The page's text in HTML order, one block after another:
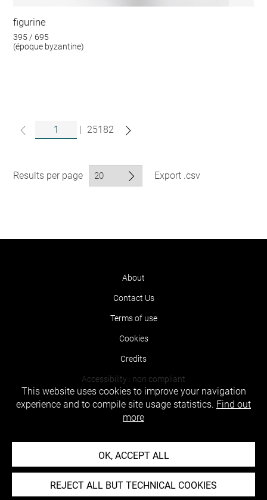
figurine
395 / 695
(époque byzantine)
| 25182
Results per page Export .csv
About
Contact Us
Terms of use
Cookies
Credits
Accessibility : non compliant
This website uses cookies to improve your navigation
experience and to compile site usage statistics. Find out
more
OK, ACCEPT ALL
REJECT ALL BUT TECHNICAL COOKIES